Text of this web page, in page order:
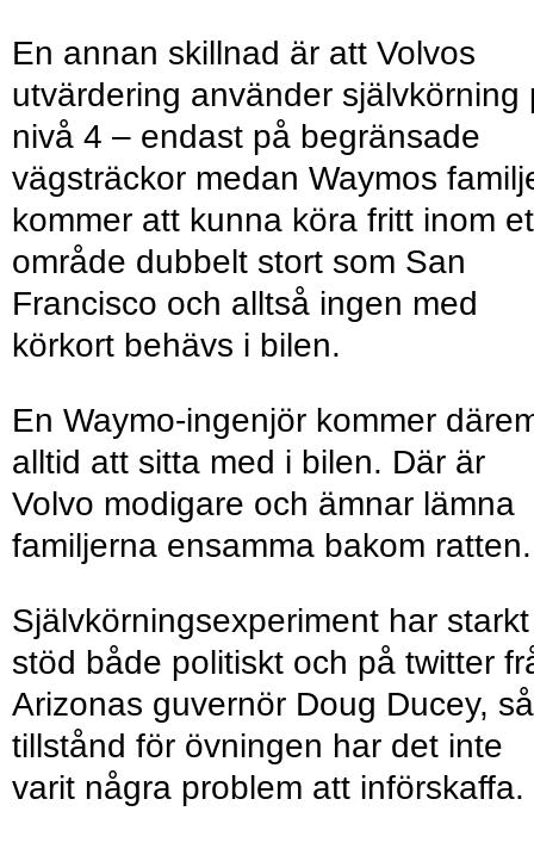
En annan skillnad är att Volvos
utvärdering använder självkörning
nivå 4 – endast på begränsade
vägsträckor medan Waymos
kommer att kunna köra fritt inom
område dubbelt stort som San
Francisco och alltså ingen med
körkort behävs i bilen.
En Waymo-ingenjör kommer
alltid att sitta med i bilen. Där är
Volvo modigare och ämnar lämna
familjerna ensamma bakom ratten.
Självkörningsexperiment har starkt
stöd både politiskt och på twitter
Arizonas guvernör Doug Ducey, så
tillstånd för övningen har det inte
varit några problem att införskaffa.